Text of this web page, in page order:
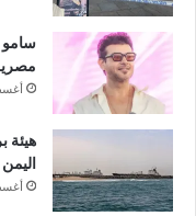
ي
سامو
أغسطس
هيئة
اليمن
أغسطس